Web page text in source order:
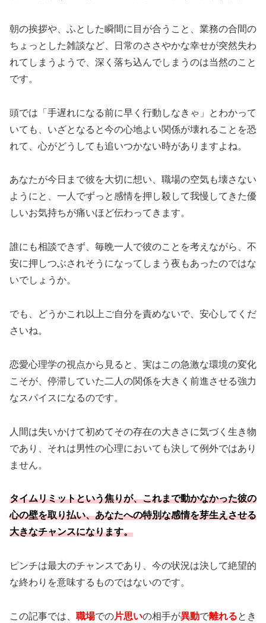
朝の挨拶や、ふとした瞬間に目が合うこと、業務の合間の
ちょっとした雑談など、日常のささやかな幸せが突然失わ
れてしまうようで、深く落ち込んでしまうのは当然のこと
です。
頭では「手遅れになる前に早く行動しなきゃ」とわかって
いても、いざとなると今の心地よい関係が壊れることを恐
れて、心がどうしても追いつかない時がありますよね。
あなたが今日まで彼を大切に想い、職場の空気も壊さない
ようにと、一人でずっと感情を押し殺して我慢してきた優
しいお気持ちが痛いほど伝わってきます。
誰にも相談できず、毎晩一人で彼のことを考えながら、不
安に押しつぶされそうになってしまう夜もあったのではな
いでしょうか。
でも、どうかこれ以上ご自分を責めないで、安心してくだ
さいね。
恋愛心理学の視点から見ると、実はこの急激な環境の変化
こそが、停滞していた二人の関係を大きく前進させる強力
なスパイスになるのです。
人間は失いかけて初めてその存在の大きさに気づく生き物
であり、それは男性の心理においても決して例外ではあり
ません。
タイムリミットという焦りが、これまで動かなかった彼の
心の壁を取り払い、あなたへの特別な感情を芽生えさせる
大きなチャンスになります。
ピンチは最大のチャンスであり、今の状況は決して絶望的
な終わりを意味するものではないのです。
この記事では、 職場での片思いの相手が異動で離れるとき